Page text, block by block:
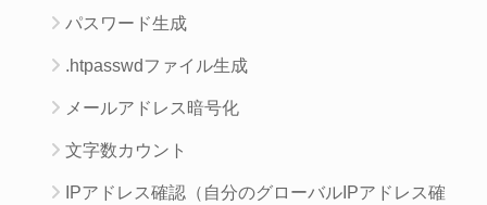
パスワード生成
.htpasswdファイル生成
メールアドレス暗号化
文字数カウント
IPアドレス確認（自分のグローバルIPアドレス確